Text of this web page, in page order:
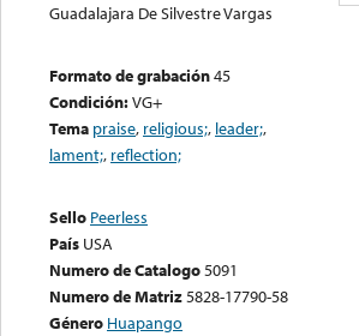
Guadalajara De Silvestre Vargas
Formato de grabación45
Condición:VG+
Tema praise, religious;, leader;,
lament;, reflection;
Sello Peerless
País USA
Numero de Catalogo5091
Numero de Matriz5828-17790-58
Género Huapango